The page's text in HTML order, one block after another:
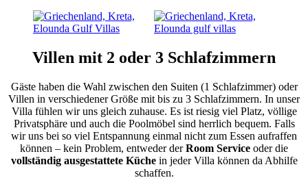
Villen mit 2 oder 3 Schlafzimmern
Gäste haben die Wahl zwischen den Suiten (1 Schlafzimmer) oder
Villen in verschiedener Größe mit bis zu 3 Schlafzimmern. In unser
Villa fühlen wir uns gleich zuhause. Es ist riesig viel Platz, völlige
Privatsphäre und auch die Poolmöbel sind herrlich bequem. Falls
wir uns bei so viel Entspannung einmal nicht zum Essen aufraffen
können – kein Problem, entweder derRoom Service oder die
vollständig ausgestattete Küche in jeder Villa können da Abhilfe
schaffen.